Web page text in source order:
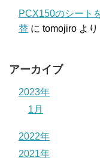
PCX150のシート
替 に tomojiro より
アーカイブ
2023年
1月
2022年
2021年